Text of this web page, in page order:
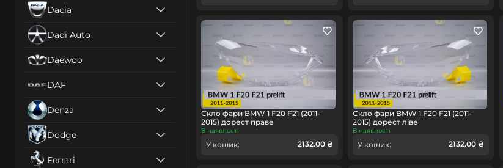
Dacia
Dadi Auto
Daewoo
DAF
Denza
Dodge
Ferrari
Скло фари BMW 1 F20 F21 (2011-
2015) дорест праве
В наявності
У кошик: 2132.00 ₴
Скло фари BMW 1 F20 F21 (2011-
2015) дорест ліве
В наявності
У кошик: 2132.00 ₴